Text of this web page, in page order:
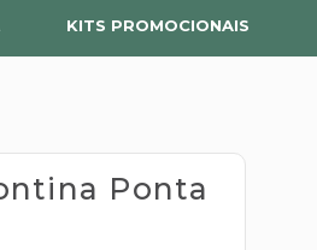
KITS PROMOCIONAIS
Ponta